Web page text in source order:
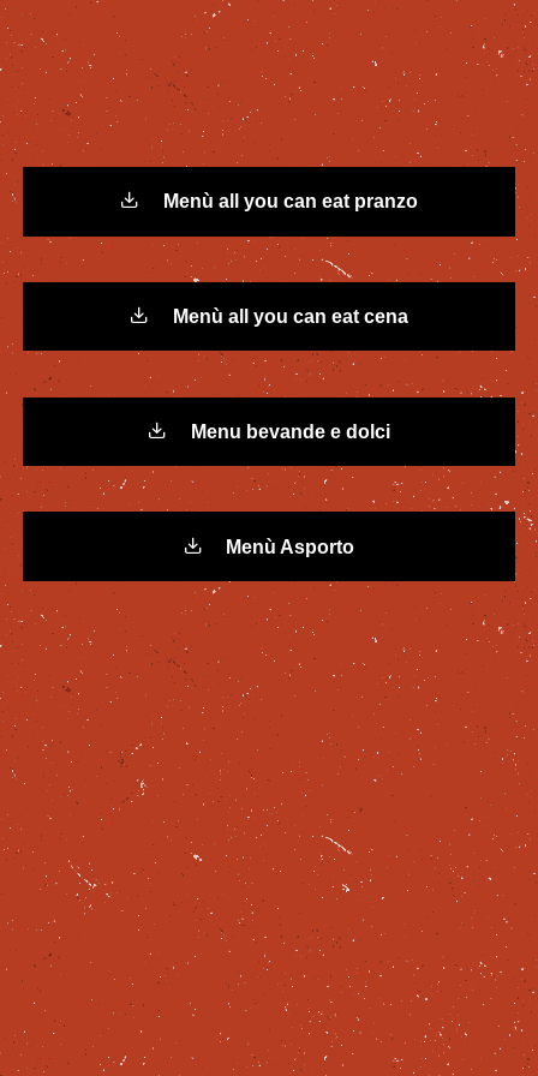
Menù all you can eat pranzo
Menù all you can eat cena
Menu bevande e dolci
Menù Asporto